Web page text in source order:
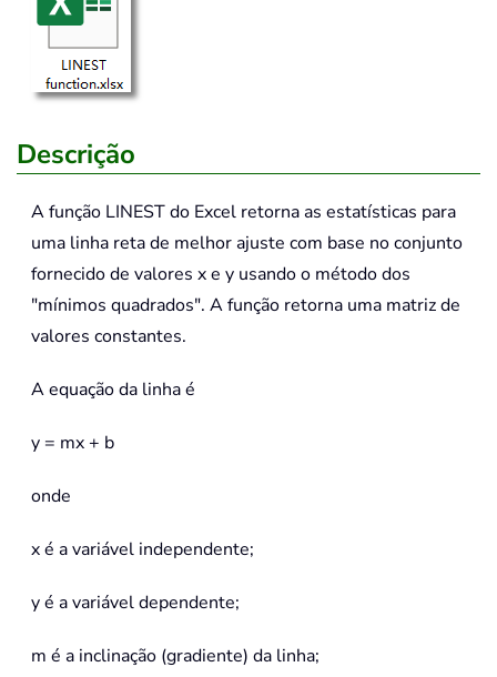
Descrição
A função LINESTdo Excel retorna as estatísticas para
uma linha reta de melhor ajuste com base no conjunto
fornecido de valores x e y usando o método dos
"mínimos quadrados". A função retorna uma matriz de
valores constantes.
A equação da linha é
y = mx + b
onde
x é a variável independente;
y é a variável dependente;
m é a inclinação (gradiente) da linha;